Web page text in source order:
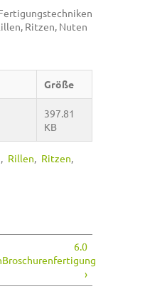
Ritzen, Nuten
Größe
397.81
KB
Rillen
Ritzen
6.0
Broschurenfertigung
›